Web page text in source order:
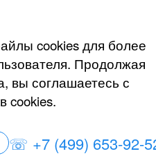
cookies для более
Продолжая
вы соглашаетесь с
cookies.
☏ +7 (499) 653-92-